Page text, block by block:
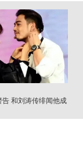
告 和刘涛传绯闻他成